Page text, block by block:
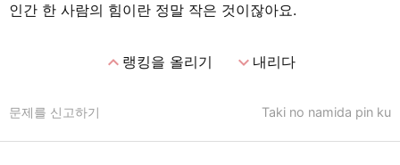
인간 한 사람의 힘이란 정말 작은 것이잖아요.
expand_less랭킹을 올리기 expand_more내리다
Taki no namida pin ku
문제를 신고하기